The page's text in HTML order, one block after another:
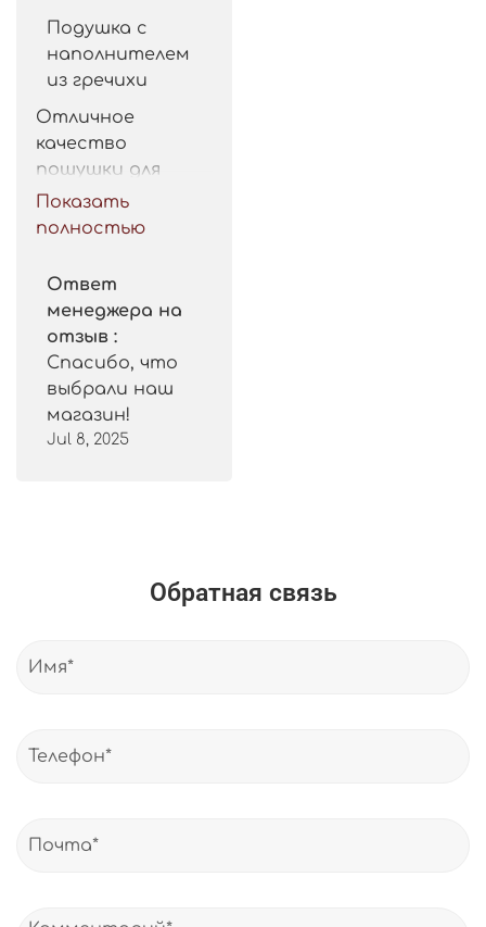
Подушка с
наполнителем
из гречихи
Отличное
качество
пошушки для
такой цены.
Рекомендую.
Показать
полностью
Ответ
менеджера на
отзыв :
Спасибо, что
выбрали наш
магазин!
Jul 8, 2025
Обратная связь